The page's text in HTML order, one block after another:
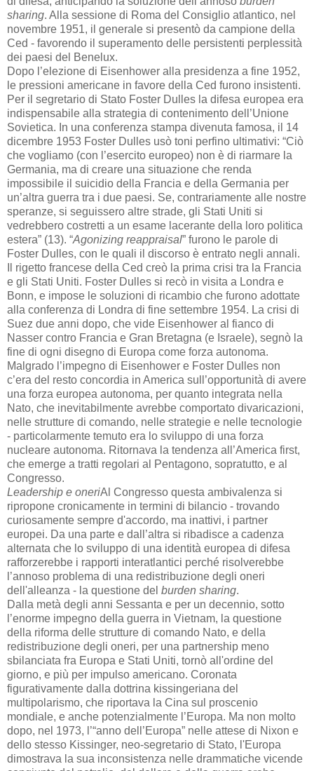
sharing. Alla sessione di Roma del Consiglio atlantico, nel
novembre 1951, il generale si presentò da campione della
Ced - favorendo il superamento delle persistenti perplessità
dei paesi del Benelux.
Dopo l’elezione di Eisenhower alla presidenza a fine 1952,
le pressioni americane in favore della Ced furono insistenti.
Per il segretario di Stato Foster Dulles la difesa europea era
indispensabile alla strategia di contenimento dell’Unione
Sovietica. In una conferenza stampa divenuta famosa, il 14
dicembre 1953 Foster Dulles usò toni perfino ultimativi: “Ciò
che vogliamo (con l’esercito europeo) non è di riarmare la
Germania, ma di creare una situazione che renda
impossibile il suicidio della Francia e della Germania per
un’altra guerra tra i due paesi. Se, contrariamente alle nostre
speranze, si seguissero altre strade, gli Stati Uniti si
vedrebbero costretti a un esame lacerante della loro politica
estera” (13). “Agonizing reappraisal” furono le parole di
Foster Dulles, con le quali il discorso è entrato negli annali.
Il rigetto francese della Ced creò la prima crisi tra la Francia
e gli Stati Uniti. Foster Dulles si recò in visita a Londra e
Bonn, e impose le soluzioni di ricambio che furono adottate
alla conferenza di Londra di fine settembre 1954. La crisi di
Suez due anni dopo, che vide Eisenhower al fianco di
Nasser contro Francia e Gran Bretagna (e Israele), segnò la
fine di ogni disegno di Europa come forza autonoma.
Malgrado l’impegno di Eisenhower e Foster Dulles non
c’era del resto concordia in America sull’opportunità di avere
una forza europea autonoma, per quanto integrata nella
Nato, che inevitabilmente avrebbe comportato divaricazioni,
nelle strutture di comando, nelle strategie e nelle tecnologie
- particolarmente temuto era lo sviluppo di una forza
nucleare autonoma. Ritornava la tendenza all’America first,
che emerge a tratti regolari al Pentagono, sopratutto, e al
Congresso.
Leadership e oneriAl Congresso questa ambivalenza si
ripropone cronicamente in termini di bilancio - trovando
curiosamente sempre d'accordo, ma inattivi, i partner
europei. Da una parte e dall’altra si ribadisce a cadenza
alternata che lo sviluppo di una identità europea di difesa
rafforzerebbe i rapporti interatlantici perché risolverebbe
l’annoso problema di una redistribuzione degli oneri
dell'alleanza - la questione del burden sharing.
Dalla metà degli anni Sessanta e per un decennio, sotto
l’enorme impegno della guerra in Vietnam, la questione
della riforma delle strutture di comando Nato, e della
redistribuzione degli oneri, per una partnership meno
sbilanciata fra Europa e Stati Uniti, tornò all'ordine del
giorno, e più per impulso americano. Coronata
figurativamente dalla dottrina kissingeriana del
multipolarismo, che riportava la Cina sul proscenio
mondiale, e anche potenzialmente l’Europa. Ma non molto
dopo, nel 1973, l’“anno dell’Europa” nelle attese di Nixon e
dello stesso Kissinger, neo-segretario di Stato, l'Europa
dimostrava la sua inconsistenza nelle drammatiche vicende